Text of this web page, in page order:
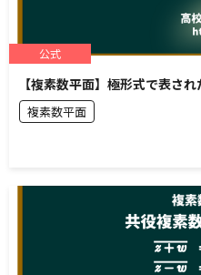
【複素数平面】極形式で表さ
複素数平面
公式